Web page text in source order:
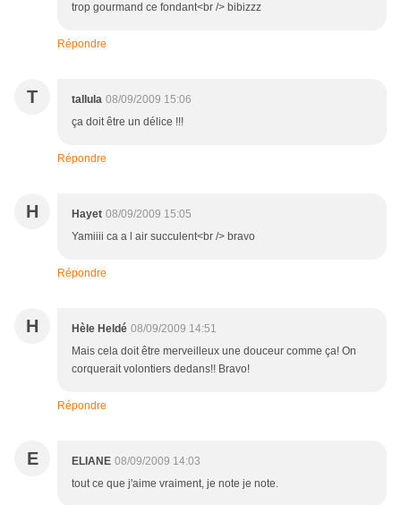
trop gourmand ce fondant<br /> bibizzz
Répondre
T tallula 08/09/2009 15:06
ça doit être un délice !!!
Répondre
H Hayet 08/09/2009 15:05
Yamiiii ca a l air succulent<br /> bravo
Répondre
H Hèle Heldé 08/09/2009 14:51
Mais cela doit être merveilleux une douceur comme ça! On
corquerait volontiers dedans!! Bravo!
Répondre
E ELIANE 08/09/2009 14:03
tout ce que j'aime vraiment, je note je note.